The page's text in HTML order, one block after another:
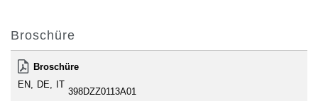
Broschüre
Broschüre
EN
DE IT
398DZZ0113A01